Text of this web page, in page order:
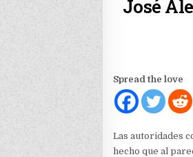
José
Spread the love
Las autoridades
hecho que al